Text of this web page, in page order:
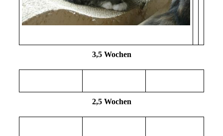
3,5 Wochen
2,5 Wochen